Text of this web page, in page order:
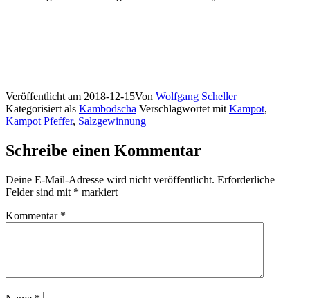
Veröffentlicht am 2018-12-15Von Wolfgang Scheller
Kategorisiert als Kambodscha Verschlagwortet mit Kampot,
Kampot Pfeffer, Salzgewinnung
Schreibe einen Kommentar
Deine E-Mail-Adresse wird nicht veröffentlicht. Erforderliche
Felder sind mit * markiert
Kommentar *